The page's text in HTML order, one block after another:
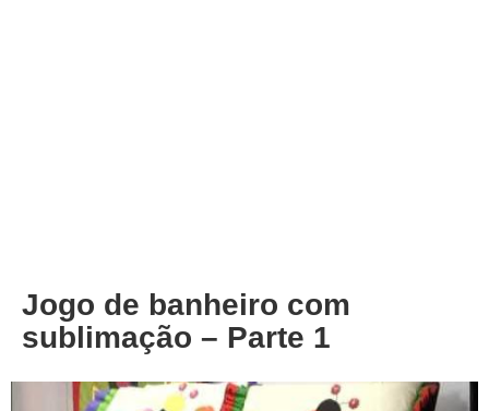
Jogo de banheiro com
sublimação – Parte 1